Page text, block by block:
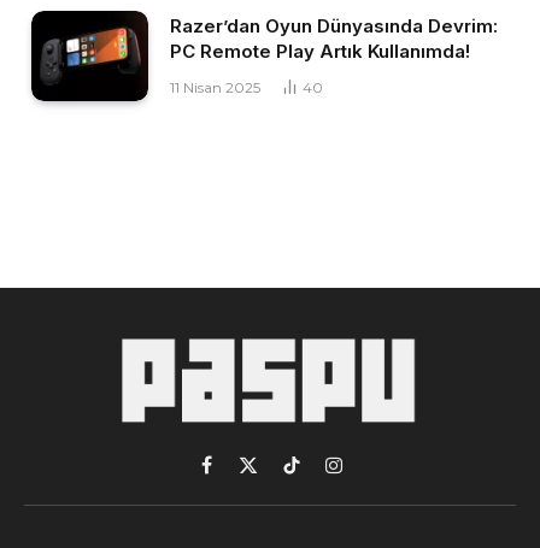
Razer’dan Oyun Dünyasında Devrim:
PC Remote Play Artık Kullanımda!
11 Nisan 2025 40
Facebook
X
(Twitter)
TikTokInstagram